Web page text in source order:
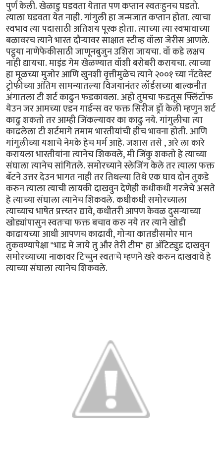
पुर्ण केली. खेळाडु घडवता येतात पण कप्तान स्वतःहुनच घडतो.
त्याला घडवता येत नाही. गांगुली हा जन्मजात कप्तान होता. त्याचा
स्वभाव त्या पदासाठी अतिशय पूरक होता. त्याच्या त्या स्वभावाच्या
बळावरच त्याने भारत दौर्‍यावर साक्षात स्टीव्ह वॉला जेरीस आणले.
पट्ठ्या नाणेफेकीसाठी जाणूनबुजुन उशिरा जायचा. वॉ कडे लक्षच
नाही द्यायचा. माइंड गेम खेळण्यात वॉशी बरोबरी करायचा. त्याच्या
हा मूळच्या मुजोर आणि खुनशी वृत्तीमुळेच त्याने २००१ च्या नॅटवेस्ट
ट्रोफीच्या अंतिम सामन्यातल्या विजयानंतर लॉर्डसच्या बाल्कनीत
अंगातला टी शर्ट काढुन फडकावला. अहो तुमचा फडतूस फ्लिंटॉफ
येउन जर आमच्या एडन गार्डन्स वर फक्त सिरीज ड्रॉ केली म्हणुन शर्ट
काढु शकतो तर आम्ही जिंकल्यावर का काढु नये. गांगुलीचा त्या
काढलेला टी शर्टमागे तमाम भारतीयांची हीच भावना होती. आणि
गांगुलीच्या यशाचे नेमके हेच मर्म आहे. जशास तसे , अरे ला कारे
करायला भारतीयांना त्यानेच शिकवले, मी जिंकु शकतो हे त्याच्या
संघाला त्यानेच सांगितले. समोरच्याने स्लेजिंग केले तर त्याला फक्त
बॅटने उत्तर देउन भागत नाही तर तिथल्या तिथे एक घाव दोन तुकडे
करुन त्याला त्याची लायकी दाखवुन देणेही कधीकधी गरजेचे असते
हे त्याच्या संघाला त्यानेच शिकवले. कधीकधी समोरच्याला
त्याच्याच भाषेत प्रत्त्य्तर द्यावे, कधीतरी आपण केवळ दुसर्‍याच्या
खोड्यांपासुन स्वतःचा फक्त बचाव करु नये तर त्याने खोडी
काढायच्या आधी आपणच काढावी, गोर्‍या कातडीसमोर मान
तुकवण्यापेक्षा "भाड मे जाये तु और तेरी टीम" हा अ‍ॅटिट्युड दाखवुन
समोरच्याच्या नाकावर टिच्चुन स्वतःचे म्हणने खरे करुन दाखवावे हे
त्याच्या संघाला त्यानेच शिकवले.